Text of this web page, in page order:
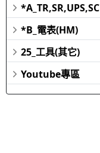
*A_TR,SR,UPS,SC
*B_電表(HM)
25_工具(其它)
Youtube專區